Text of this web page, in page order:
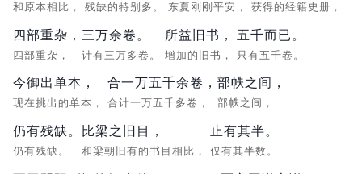
和原本相比， 残缺的特别多。 东夏刚刚平安， 获得的经籍史册，
四部重杂，
四部重杂，
三万余卷。
计有三万多卷。
所益旧书，
增加的旧书，
五千而已。
只有五千卷。
今御出单本，
现在挑出的单本，
合一万五千余卷，
合计一万五千多卷，
部帙之间，
部帙之间，
仍有残缺。
仍有残缺。
比梁之旧目，
和梁朝旧有的书目相比，
止有其半。
仅有其半数。